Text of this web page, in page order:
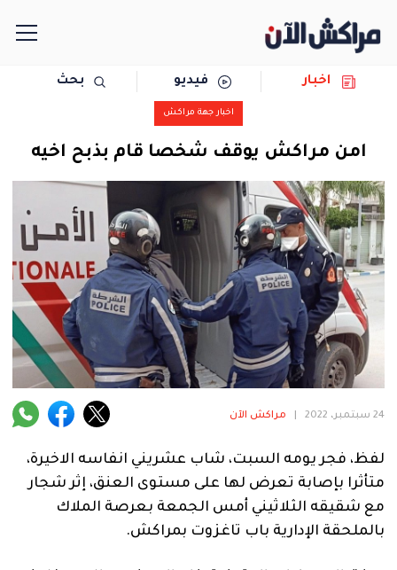
سياسة
رياضة
حوادث
دولية
المرأة
آراء
اخبار فيديو بحث
اخبار جهة مراكش
امن مراكش يوقف شخصا قام بذبح اخيه
24 سبتمبر، 2022 مراكش الآن
لفظ، فجر يومه السبت، شاب عشريني انفاسه الاخيرة،
متأثرا بإصابة تعرض لها على مستوى العنق، إثر شجار
مع شقيقه الثلاثيني أمس الجمعة بعرصة الملاك
بالملحقة الإدارية باب تاغزوت بمراكش.